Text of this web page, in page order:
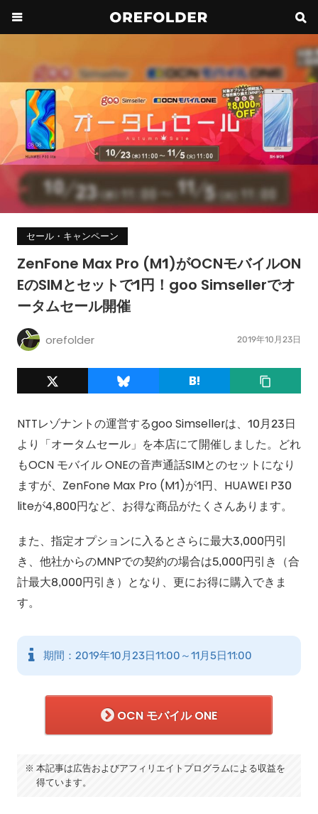
セール・キャンペーン
ZenFone Max Pro (M1)がOCNモバイルON
EのSIMとセットで1円！goo Simsellerでオ
ータムセール開催
orefolder 2019年10月23日
NTTレゾナントの運営するgoo Simsellerは、10月23日
より「オータムセール」を本店にて開催しました。どれ
もOCN モバイル ONEの音声通話SIMとのセットになり
ますが、ZenFone Max Pro (M1)が1円、HUAWEI P30
liteが4,800円など、お得な商品がたくさんあります。
また、指定オプションに入るとさらに最大3,000円引
き、他社からのMNPでの契約の場合は5,000円引き（合
計最大8,000円引き）となり、更にお得に購入できま
す。
期間：2019年10月23日11:00～11月5日11:00
OCN モバイル ONE
本記事は広告およびアフィリエイトプログラムによる収益を
得ています。